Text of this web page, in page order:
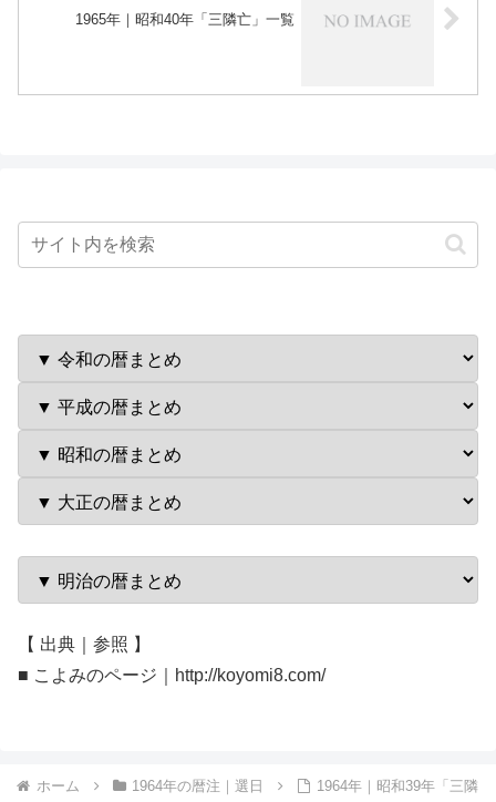
1965年｜昭和40年「三隣亡」一覧
【 出典｜参照 】
■ こよみのページ｜http://koyomi8.com/
ホーム 1964年の暦注｜選日 1964年｜昭和39年「三隣